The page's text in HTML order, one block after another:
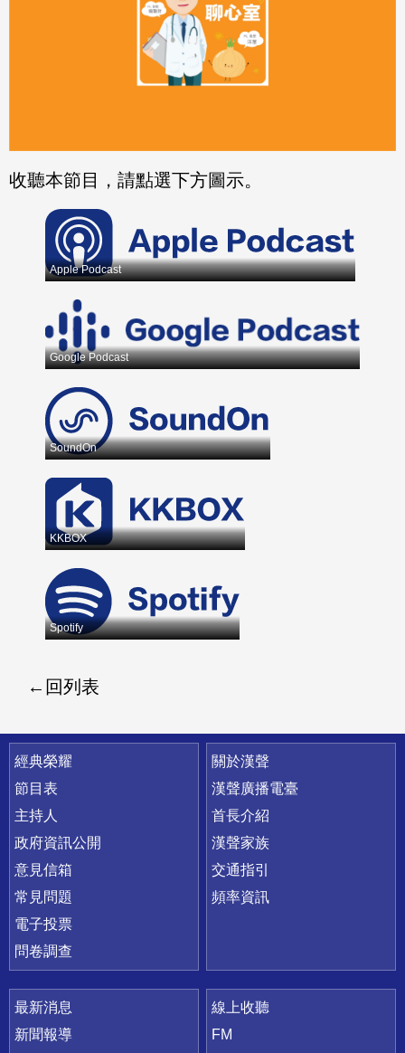
收聽本節目，請點選下方圖示。
Apple Podcast
Google Podcast
SoundOn
KKBOX
Spotify
回列表
快速連結
經典榮耀
節目表
主持人
政府資訊公開
意見信箱
常見問題
電子投票
問卷調查
關於漢聲
漢聲廣播電臺
首長介紹
漢聲家族
交通指引
頻率資訊
最新消息
新聞報導
線上收聽
FM